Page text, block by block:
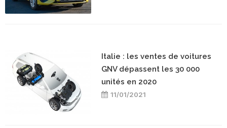
Italie : les ventes de voitures
GNV dépassent les 30 000
unités en 2020
11/01/2021